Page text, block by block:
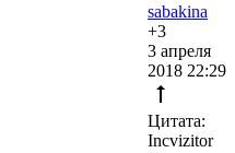
sabakina
+3
3 апреля
2018 22:29
Цитата:
Incvizitor